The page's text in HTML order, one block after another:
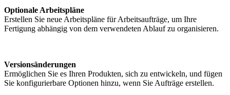
Optionale Arbeitspläne
Erstellen Sie neue Arbeitspläne für Arbeitsaufträge, um Ihre
Fertigung abhängig von dem verwendeten Ablauf zu organisieren.
Versionsänderungen
Ermöglichen Sie es Ihren Produkten, sich zu entwickeln, und fügen
Sie konfigurierbare Optionen hinzu, wenn Sie Aufträge erstellen.